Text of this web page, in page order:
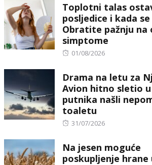
Toplotni talas
posljedice i kada
Obratite pažnju na
simptome
Posted
01/08/2026
Drama na letu za
Avion hitno sletio
putnika našli
toaletu
Posted
31/07/2026
Na jesen moguće
poskupljenje hrane